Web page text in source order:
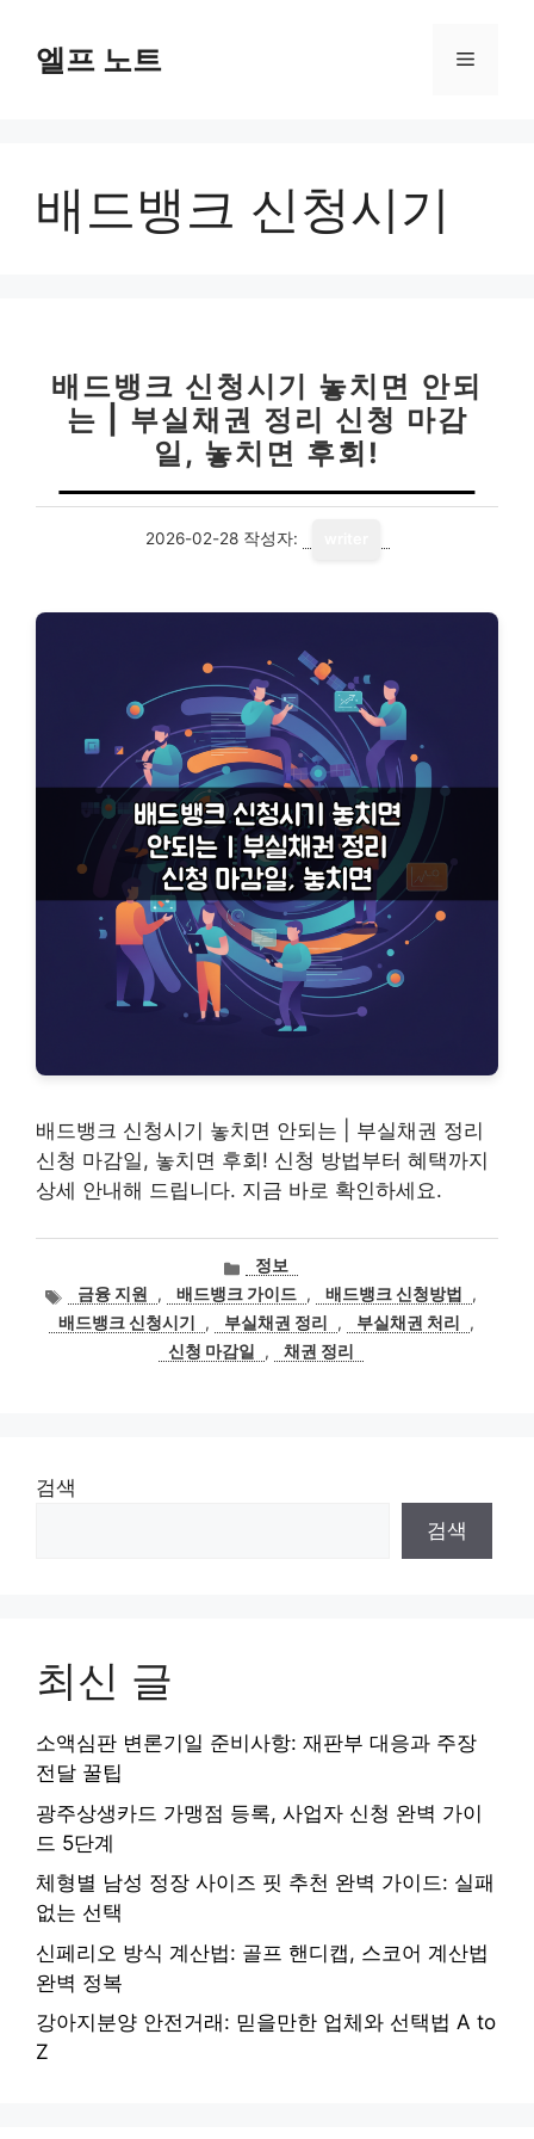
엘프 노트 메
배드뱅크 신청시기
배드뱅크 신청시기 놓치면 안되
는 | 부실채권 정리 신청 마감
일, 놓치면 후회!
2026-02-28 작성자:
배드뱅크 신청시기 놓치면 안되는 | 부실채권 정리
신청 마감일, 놓치면 후회! 신청 방법부터 혜택까지
상세 안내해 드립니다. 지금 바로 확인하세요.
카
테
고
리
정보
태
그
금융 지원 , 배드뱅크 가이드 , 배드뱅크 신청방법
,
배드뱅크 신청시기
, 부실채권 정리 , 부실채권 처리
,
신청 마감일
, 채권 정리
검색
검색
최신 글
소액심판 변론기일 준비사항: 재판부 대응과 주장
전달 꿀팁
광주상생카드 가맹점 등록, 사업자 신청 완벽 가이
드 5단계
체형별 남성 정장 사이즈 핏 추천 완벽 가이드: 실패
없는 선택
신페리오 방식 계산법: 골프 핸디캡, 스코어 계산법
완벽 정복
강아지분양 안전거래: 믿을만한 업체와 선택법 A to
Z